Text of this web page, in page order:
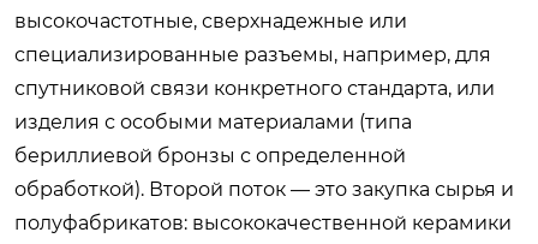
высокочастотные, сверхнадежные или
специализированные разъемы, например, для
спутниковой связи конкретного стандарта, или
изделия с особыми материалами (типа
бериллиевой бронзы с определенной
обработкой). Второй поток — это закупка сырья и
полуфабрикатов: высококачественной керамики